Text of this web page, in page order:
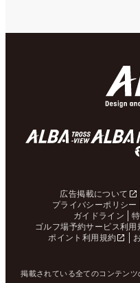
広告掲載について
プライバシーポリシー
ガイドライン
ゴルフ場予約サービス利用
ポイント利用規約
掲載されている全てのコンテン